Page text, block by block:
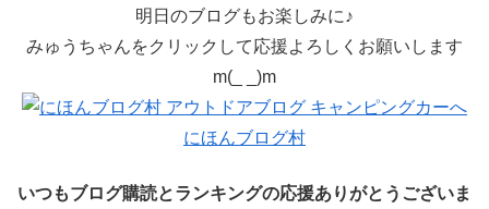
明日のブログもお楽しみに♪
みゅうちゃんをクリックして応援よろしくお願いします
m(_ _)m
にほんブログ村
いつもブログ購読とランキングの応援ありがとうございま